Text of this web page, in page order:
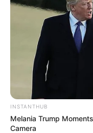
INSTANTHUB
Melania Trump
Camera